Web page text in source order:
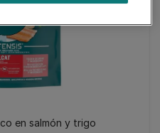
en salmón y trigo